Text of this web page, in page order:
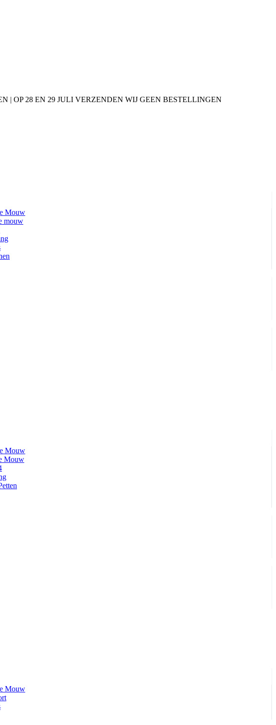
| OP 28 EN 29 JULI VERZENDEN WIJ GEEN BESTELLINGEN
Mouw
mouw
Mouw
Mouw
Mouw